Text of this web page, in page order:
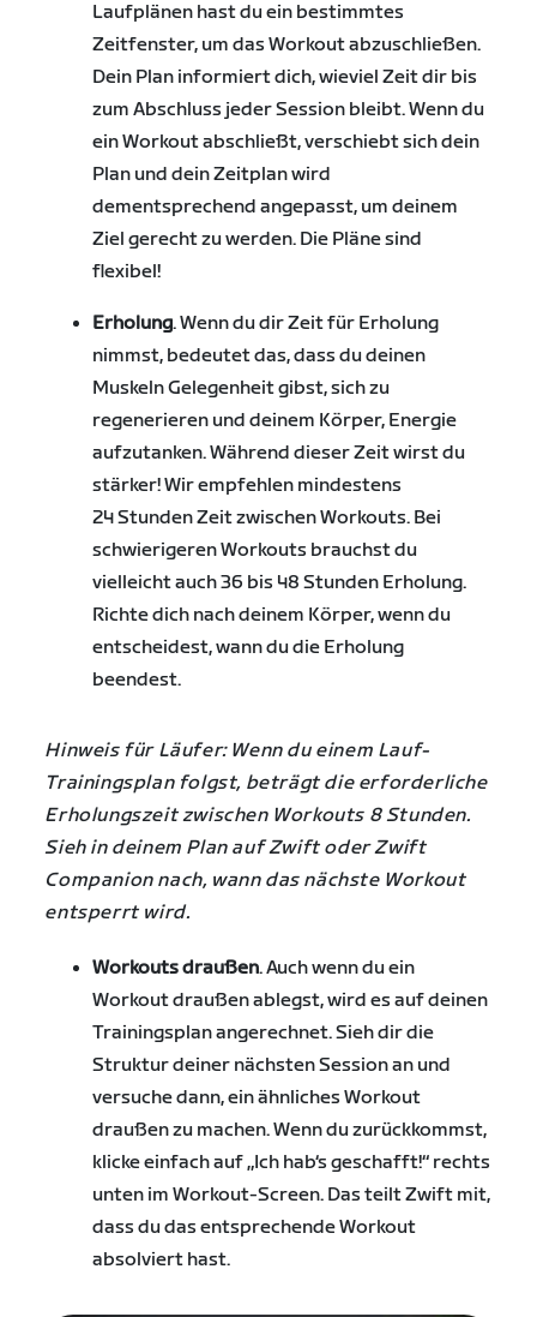
Laufplänen hast du ein bestimmtes
Zeitfenster, um das Workout abzuschließen.
Dein Plan informiert dich, wieviel Zeit dir bis
zum Abschluss jeder Session bleibt. Wenn du
ein Workout abschließt, verschiebt sich dein
Plan und dein Zeitplan wird
dementsprechend angepasst, um deinem
Ziel gerecht zu werden. Die Pläne sind
flexibel!
Erholung. Wenn du dir Zeit für Erholung
nimmst, bedeutet das, dass du deinen
Muskeln Gelegenheit gibst, sich zu
regenerieren und deinem Körper, Energie
aufzutanken. Während dieser Zeit wirst du
stärker! Wir empfehlen mindestens
24 Stunden Zeit zwischen Workouts. Bei
schwierigeren Workouts brauchst du
vielleicht auch 36 bis 48 Stunden Erholung.
Richte dich nach deinem Körper, wenn du
entscheidest, wann du die Erholung
beendest.
Hinweis für Läufer: Wenn du einem Lauf-
Trainingsplan folgst, beträgt die erforderliche
Erholungszeit zwischen Workouts 8 Stunden.
Sieh in deinem Plan auf Zwift oder Zwift
Companion nach, wann das nächste Workout
entsperrt wird.
Workouts draußen. Auch wenn du ein
Workout draußen ablegst, wird es auf deinen
Trainingsplan angerechnet. Sieh dir die
Struktur deiner nächsten Session an und
versuche dann, ein ähnliches Workout
draußen zu machen. Wenn du zurückkommst,
klicke einfach auf „Ich hab‘s geschafft!“ rechts
unten im Workout-Screen. Das teilt Zwift mit,
dass du das entsprechende Workout
absolviert hast.